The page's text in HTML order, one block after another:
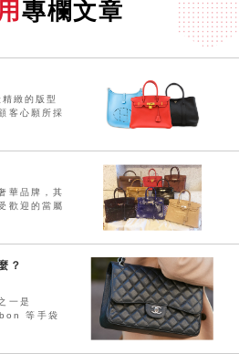
專欄文章
緻的版型
客心願所採
華品牌，其
歡迎的當屬
？
一是
等手袋